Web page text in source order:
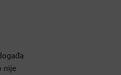
nije